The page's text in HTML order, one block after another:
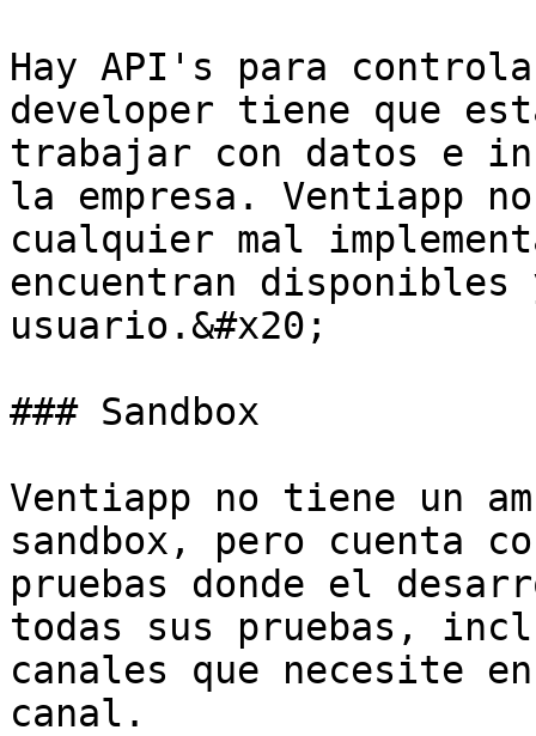
Hay API's para
developer tiene que
trabajar con datos e
la empresa. Ventiapp
cualquier mal
encuentran
usuario.&#x20;
### Sandbox
Ventiapp no tiene un
sandbox, pero cuenta
pruebas donde el
todas sus pruebas,
canales que necesite
canal.